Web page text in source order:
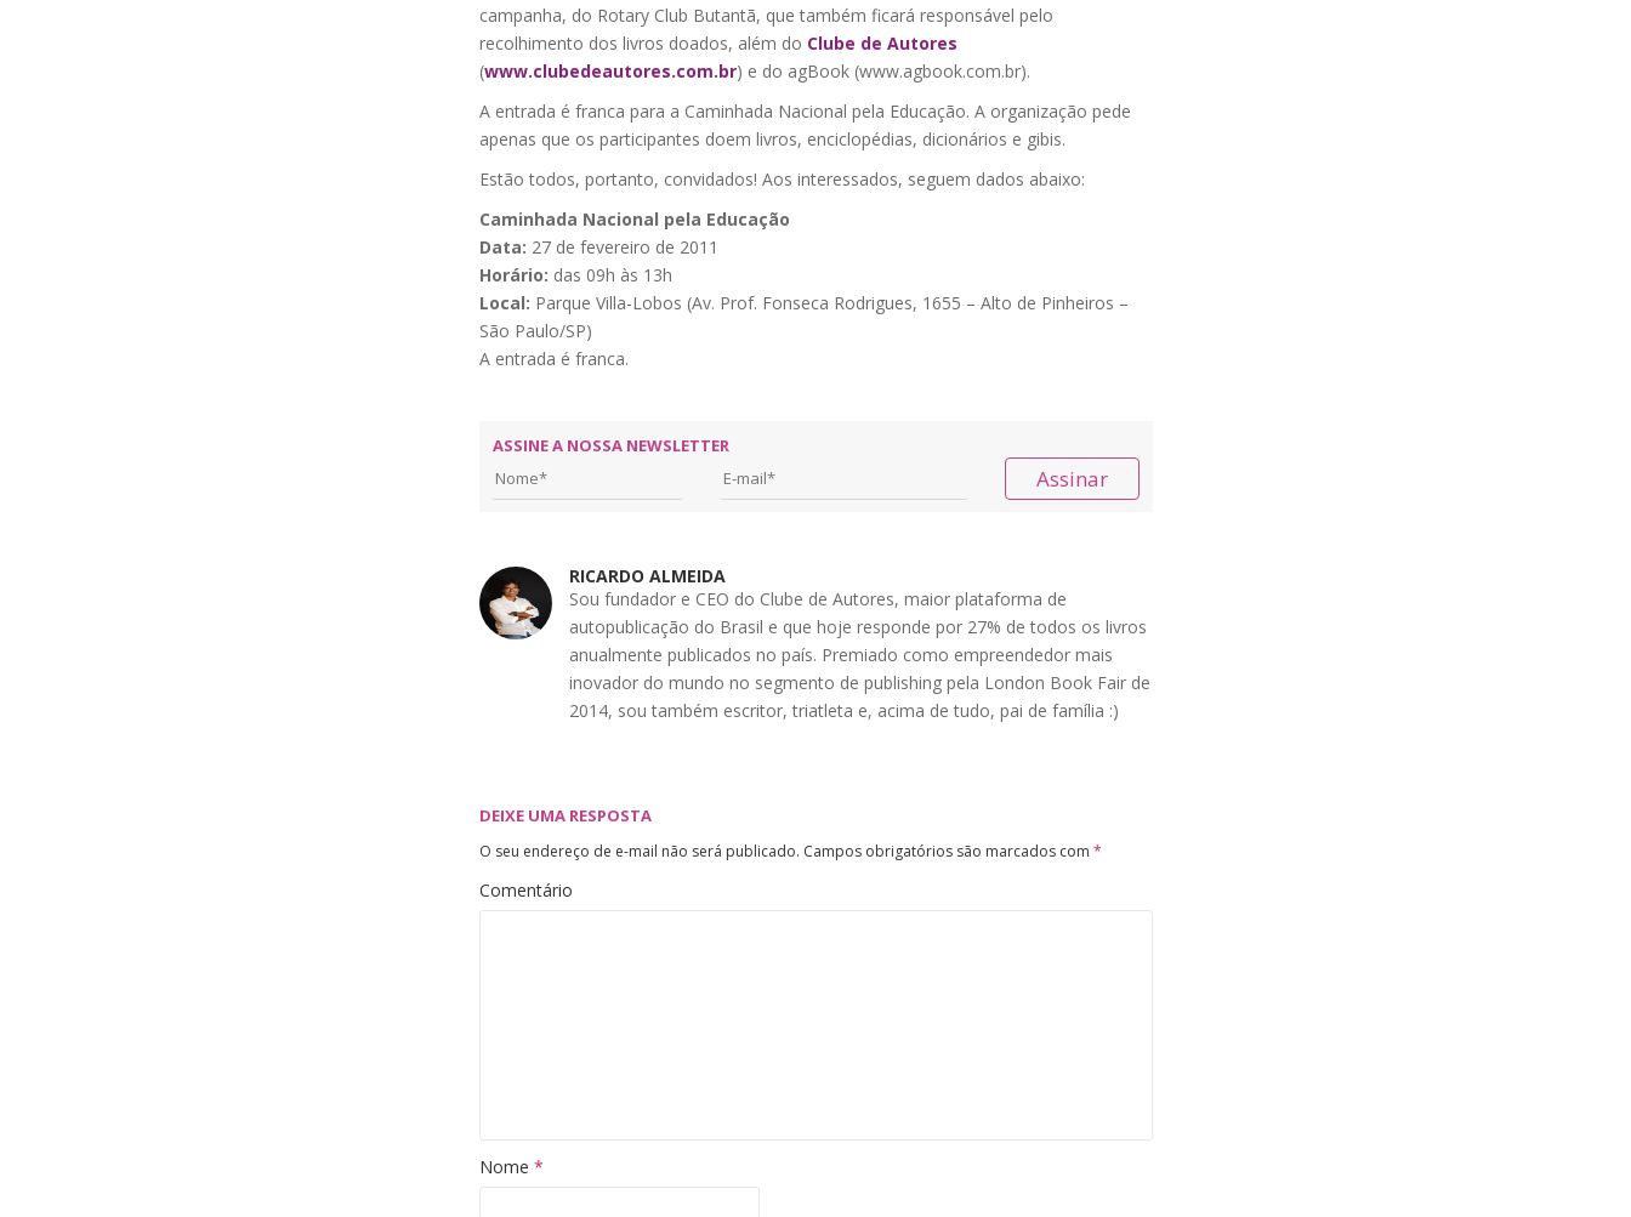
campanha, do Rotary Club Butantã, que também ficará responsável pelo
recolhimento dos livros doados, além do Clube de Autores
(www.clubedeautores.com.br) e do agBook (www.agbook.com.br).
A entrada é franca para a Caminhada Nacional pela Educação. A organização pede
apenas que os participantes doem livros, enciclopédias, dicionários e gibis.
Estão todos, portanto, convidados! Aos interessados, seguem dados abaixo:
Caminhada Nacional pela Educação
Data: 27 de fevereiro de 2011
Horário: das 09h às 13h
Local: Parque Villa-Lobos (Av. Prof. Fonseca Rodrigues, 1655 – Alto de Pinheiros –
São Paulo/SP)
A entrada é franca.
ASSINE A NOSSA NEWSLETTER
Assinar
RICARDO ALMEIDA
Sou fundador e CEO do Clube de Autores, maior plataforma de
autopublicação do Brasil e que hoje responde por 27% de todos os livros
anualmente publicados no país. Premiado como empreendedor mais
inovador do mundo no segmento de publishing pela London Book Fair de
2014, sou também escritor, triatleta e, acima de tudo, pai de família :)
DEIXE UMA RESPOSTA
O seu endereço de e-mail não será publicado. Campos obrigatórios são marcados com *
Comentário
Nome *